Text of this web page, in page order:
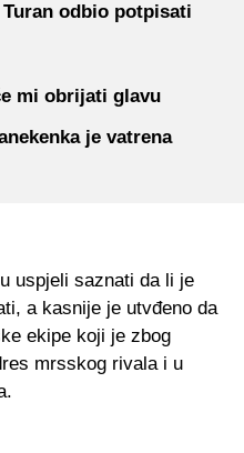
odbio potpisati
mi obrijati glavu
je vatrena
uspjeli saznati da li je
a kasnije je utvđeno da
ekipe koji je zbog
mrsskog rivala i u